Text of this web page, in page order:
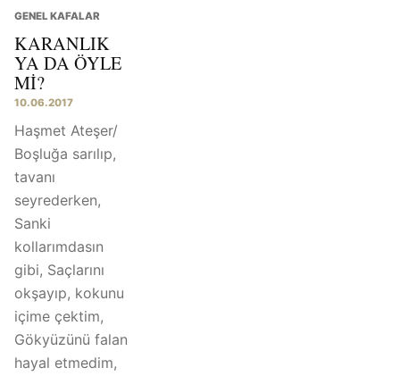
GENEL KAFALAR
KARANLIK
YA DA ÖYLE
MI?
10.06.2017
Haşmet Ateşer/
Boşluğa sarılıp,
tavanı
seyrederken,
Sanki
kollarımdasın
gibi, Saçlarını
okşayıp, kokunu
içime çektim,
Gökyüzünü falan
hayal etmedim,